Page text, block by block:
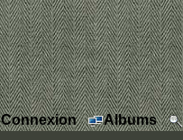
Connexion Albums